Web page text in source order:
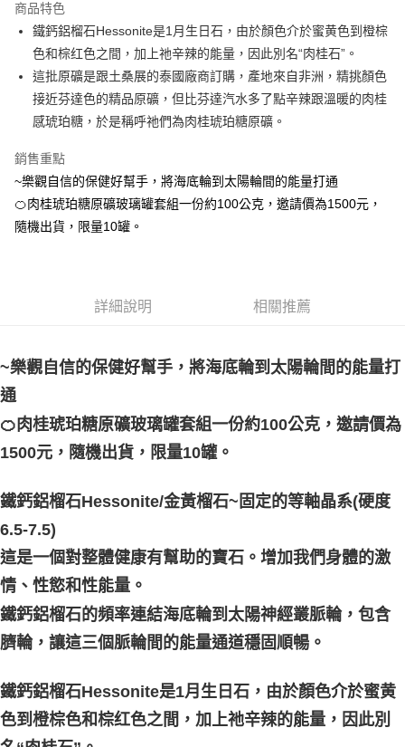
Apple Pay
街口支付
悠遊付
ATM付款
全家取貨付款
每筆NT$80，滿NT$3,000(含以上)免運費
賣家宅配幫您送（台灣）
郵局幫你送（離島）
每筆NT$80，滿NT$3,000(含以上)免運費
付款後門市自取
免運費
商品特色
鐵鈣鋁榴石Hessonite是1月生日石，由於顏色介於蜜黄色到橙棕
色和棕红色之間，加上祂辛辣的能量，因此別名“肉桂石”。
這批原礦是跟土桑展的泰國廠商訂購，產地來自非洲，精挑顏色
接近芬達色的精品原礦，但比芬達汽水多了點辛辣跟溫暖的肉桂
感琥珀糖，於是稱呼祂們為肉桂琥珀糖原礦。
銷售重點
~樂觀自信的保健好幫手，將海底輪到太陽輪間的能量打通
🍊肉桂琥珀糖原礦玻璃罐套組一份約100公克，邀請價為1500元，
隨機出貨，限量10罐。
詳細說明 相關推薦
~樂觀自信的保健好幫手，將海底輪到太陽輪間的能量打
通
🍊肉桂琥珀糖原礦玻璃罐套組一份約100公克，邀請價為
1500元，隨機出貨，限量10罐。
鐵鈣鋁榴石Hessonite/金黃榴石~固定的等軸晶系(硬度
6.5-7.5)
這是一個對整體健康有幫助的寶石。增加我們身體的激
情、性慾和性能量。
鐵鈣鋁榴石的頻率連結海底輪到太陽神經叢脈輪，包含
臍輪，讓這三個脈輪間的能量通道穩固順暢。
鐵鈣鋁榴石Hessonite是1月生日石，由於顏色介於蜜黄
色到橙棕色和棕红色之間，加上祂辛辣的能量，因此別